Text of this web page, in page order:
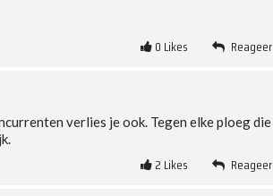
0 Likes Reageer
verlies je ook. Tegen elke ploeg die
2 Likes Reageer